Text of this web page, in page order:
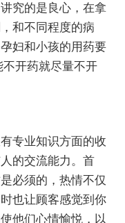
究的是良心，在拿
和不同程度的病
妇和小孩的用药要
开药就尽量不开
专业知识方面的收
的交流能力。首
必须的，热情不仅
也让顾客感觉到你
他们心情愉悦，以